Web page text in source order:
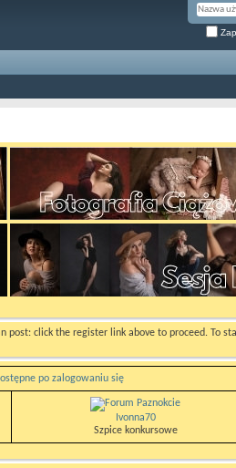
post: click the register link above to proceed. To
po zalogowaniu się
Ivonna70
Szpice konkursowe